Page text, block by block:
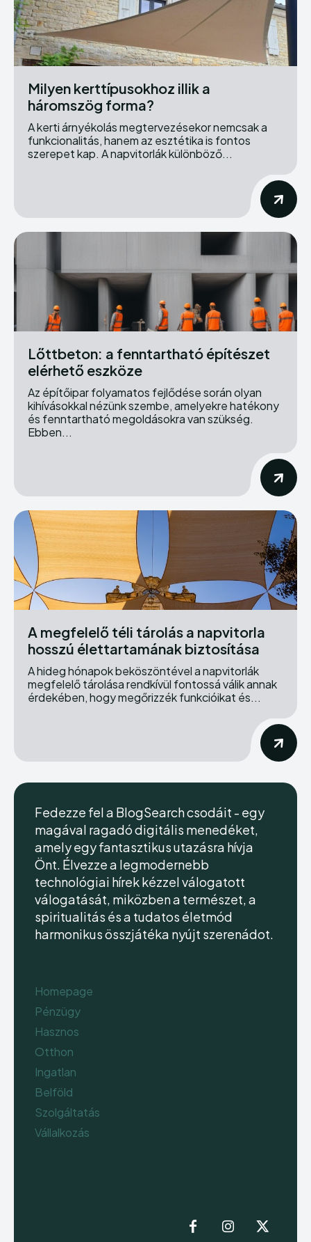
Milyen kerttípusokhoz illik a
háromszög forma?
A kerti árnyékolás megtervezésekor nemcsak a
funkcionalitás, hanem az esztétika is fontos
szerepet kap. A napvitorlák különböző...
Lőttbeton: a fenntartható építészet
elérhető eszköze
Az építőipar folyamatos fejlődése során olyan
kihívásokkal nézünk szembe, amelyekre hatékony
és fenntartható megoldásokra van szükség.
Ebben...
A megfelelő téli tárolás a napvitorla
hosszú élettartamának biztosítása
A hideg hónapok beköszöntével a napvitorlák
megfelelő tárolása rendkívül fontossá válik annak
érdekében, hogy megőrizzék funkcióikat és...
Fedezze fel a BlogSearch csodáit - egy
magával ragadó digitális menedéket,
amely egy fantasztikus utazásra hívja
Önt. Élvezze a legmodernebb
technológiai hírek kézzel válogatott
válogatását, miközben a természet, a
spiritualitás és a tudatos életmód
harmonikus összjátéka nyújt szerenádot.
Homepage
Pénzügy
Hasznos
Otthon
Ingatlan
Belföld
Szolgáltatás
Vállalkozás